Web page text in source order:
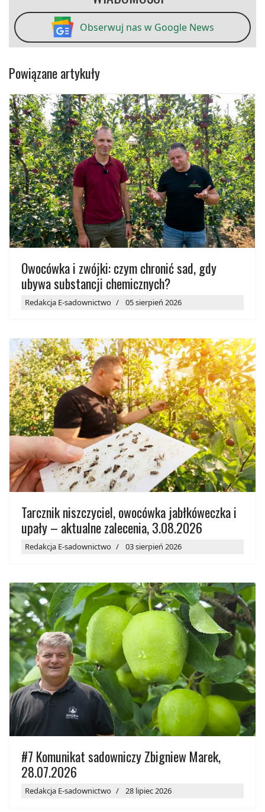
Obserwuj nas w Google News
Powiązane artykuły
Owocówka i zwójki: czym chronić sad, gdy
ubywa substancji chemicznych?
Redakcja E-sadownictwo 05 sierpień 2026
Tarcznik niszczyciel, owocówka jabłkóweczka i
upały – aktualne zalecenia, 3.08.2026
Redakcja E-sadownictwo 03 sierpień 2026
#7 Komunikat sadowniczy Zbigniew Marek,
28.07.2026
Redakcja E-sadownictwo 28 lipiec 2026